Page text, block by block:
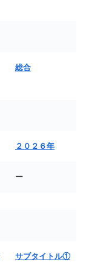
総合
２０２６年
ー
サブタイトル①